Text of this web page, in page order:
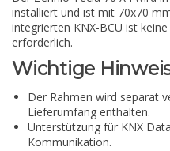
installiert und ist mit 70x70
integrierten KNX-BCU ist
erforderlich.
Wichtige
Der Rahmen wird separat
Lieferumfang enthalten.
Unterstützung für KNX
Kommunikation.